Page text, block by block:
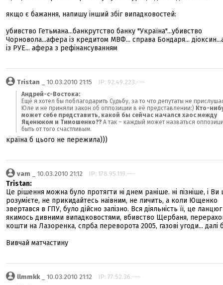
якщо є бажання, напишу інший збіг випадковостей:
убивство Гетьмана...банкрутство банку "Україна"...убивство
Чорновола...афера із кредитом МВФ... справа Бондаря...
із РУЕ... афера з рефінансуванням
Tristan _ 10.03.2010 21:15 IP: 92.49.223.---
Андрей-с-Востока:
Ещё я хотел бы поблагодарить Судьбу, за то что депутаты не
Юле и не приняли закон об оппозиции в её представлении:) Кто-
может себе представить, какой бы сейчас начался хаос между
Яценюком и Тимошенко?? А так – каждый может назваться
быть от того счастливым.
країна б цього не пережила)))
vam _ 10.03.2010 21:12 IP: 178.95.119.---
Tristan:
Це рішення можна було протягти ні днем раніше. ні пізніше, і Ви
розумієте, не прикидайтесь наівним, не личить, а коли Ющенко
звертався в ГПУ, було дійсно запізно. Вся діяльність її, це ланцюг
якимось дивними випадковостями, вбивство Щербаня,
кошти на Лазоренка, спрба переворота 2005, газові угоди... далі
Вивчай матчастину
llmmkk_ 10.03.2010 21:12 IP: 77.52.36.---